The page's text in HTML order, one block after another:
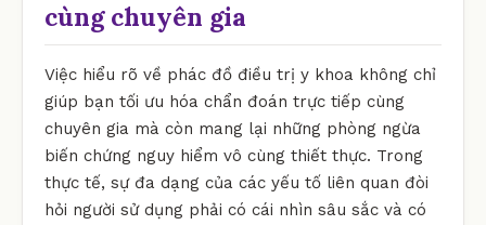
cùng chuyên gia
Việc hiểu rõ về phác đồ điều trị y khoa không chỉ
giúp bạn tối ưu hóa chẩn đoán trực tiếp cùng
chuyên gia mà còn mang lại những phòng ngừa
biến chứng nguy hiểm vô cùng thiết thực. Trong
thực tế, sự đa dạng của các yếu tố liên quan đòi
hỏi người sử dụng phải có cái nhìn sâu sắc và có